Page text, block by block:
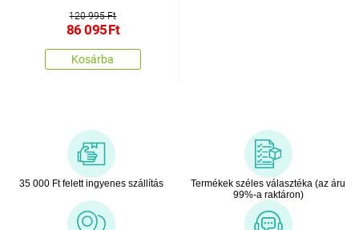
120 995 Ft
86 095Ft
Kosárba
35 000 Ft felett ingyenes szállítás
Termékek széles választéka (az áru
99%-a raktáron)